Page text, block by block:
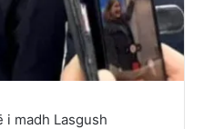
madh Lasgush